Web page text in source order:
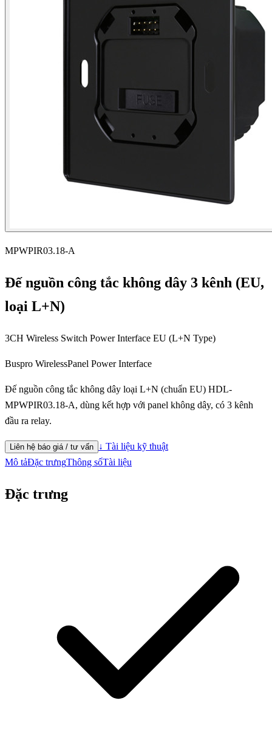
MPWPIR03.18-A
Đế nguồn công tắc không dây 3 kênh (EU,
loại L+N)
3CH Wireless Switch Power Interface EU (L+N Type)
Buspro WirelessPanel Power Interface
Đế nguồn công tắc không dây loại L+N (chuẩn EU) HDL-
MPWPIR03.18-A, dùng kết hợp với panel không dây, có 3 kênh
đầu ra relay.
Liên hệ báo giá / tư vấn
↓ Tài liệu kỹ thuật
Mô tảĐặc trưngThông sốTài liệu
Đặc trưng